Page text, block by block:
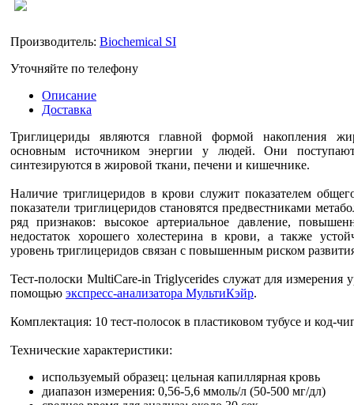
Производитель: Biochemical SI
Уточняйте по телефону
Описание
Доставка
Триглицериды являются главной формой накопления
основным источником энергии у людей. Они
синтезируются в жировой ткани, печени и кишечнике.
Наличие триглицеридов в крови служит показателем
показатели триглицеридов становятся предвестниками
ряд признаков: высокое артериальное давление,
недостаток хорошего холестерина в крови, а также
уровень триглицеридов связан с повышенным риском
Тест-полоски MultiCare-in Triglycerides служат для измерения
помощью экспресс-анализатора МультиКэйр.
Комплектация: 10 тест-полосок в пластиковом тубусе и код-
Технические характеристики:
используемый образец: цельная капиллярная кровь
диапазон измерения: 0,56-5,6 ммоль/л (50-500 мг/дл)